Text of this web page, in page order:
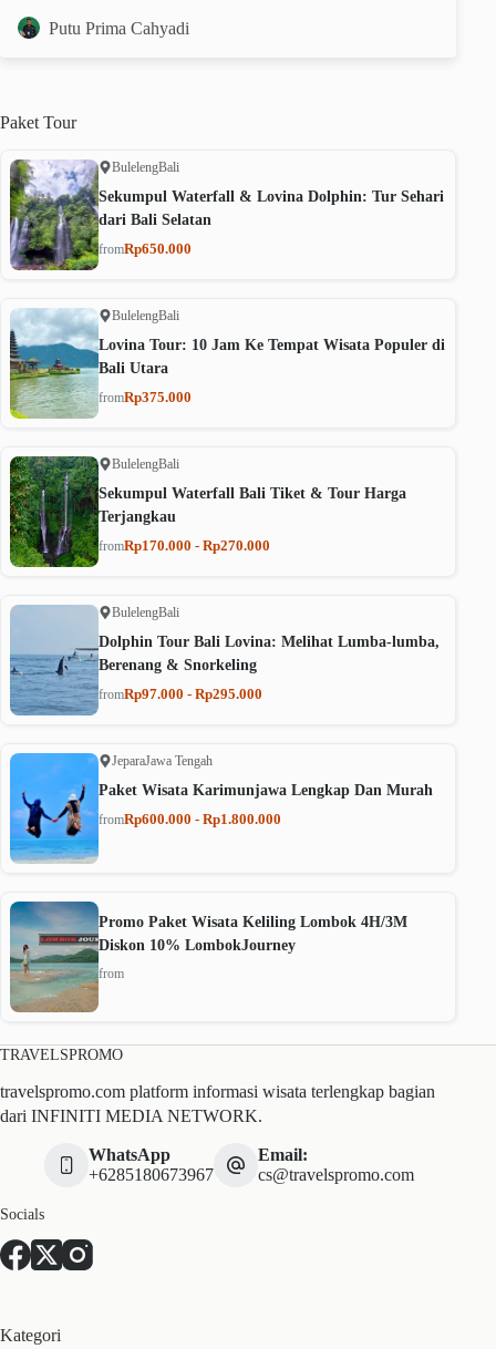
Putu Prima Cahyadi
Paket Tour
BulelengBali
Sekumpul Waterfall & Lovina Dolphin: Tur Sehari
dari Bali Selatan
fromRp650.000
BulelengBali
Lovina Tour: 10 Jam Ke Tempat Wisata Populer di
Bali Utara
fromRp375.000
BulelengBali
Sekumpul Waterfall Bali Tiket & Tour Harga
Terjangkau
fromRp170.000 - Rp270.000
BulelengBali
Dolphin Tour Bali Lovina: Melihat Lumba-lumba,
Berenang & Snorkeling
fromRp97.000 - Rp295.000
JeparaJawa Tengah
Paket Wisata Karimunjawa Lengkap Dan Murah
fromRp600.000 - Rp1.800.000
Promo Paket Wisata Keliling Lombok 4H/3M
Diskon 10% LombokJourney
from
TRAVELSPROMO
travelspromo.com platform informasi wisata terlengkap bagian
dari INFINITI MEDIA NETWORK.
WhatsApp
+6285180673967
Email:
cs@travelspromo.com
Socials
Kategori